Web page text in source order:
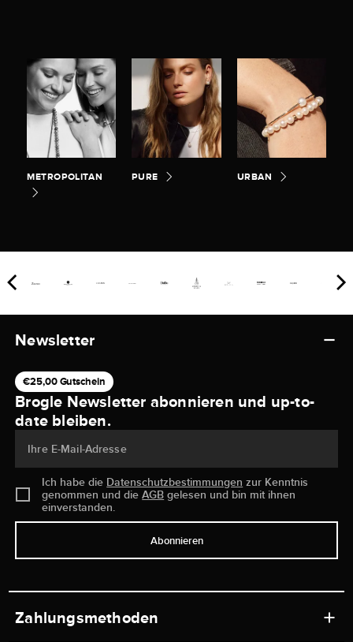
METROPOLITAN PURE URBAN
Newsletter
€25,00 Gutschein
Brogle Newsletter abonnieren und up-to-
date bleiben.
Ihre E-Mail-Adresse
Ich habe die Datenschutzbestimmungen zur Kenntnis
genommen und dieAGB gelesen und bin mit ihnen
einverstanden.
Abonnieren
Zahlungsmethoden